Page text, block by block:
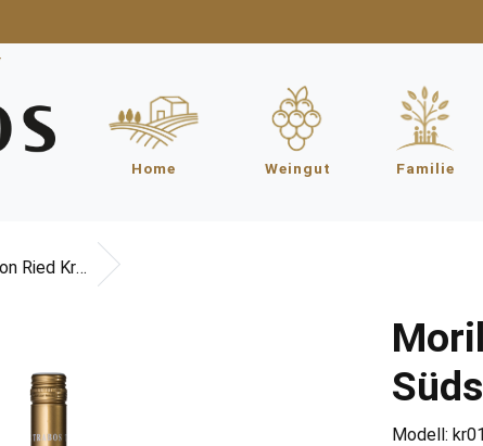
Home Weingut Familie
Morillon Ried Kranachberg Südsteiermark DAC 2023
Modell: kr01